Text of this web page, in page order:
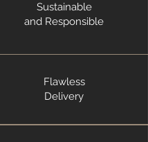
Sustainable
and Responsible
Flawless
Delivery